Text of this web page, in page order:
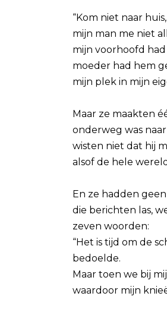
“Kom niet naar
mijn man me niet
mijn voorhoofd
moeder had hem
mijn plek in mijn
Maar ze maakten
onderweg was
wisten niet dat hij
alsof de hele
En ze hadden
die berichten las,
zeven woorden:
“Het is tijd om de
bedoelde.
Maar toen we bij
waardoor mijn